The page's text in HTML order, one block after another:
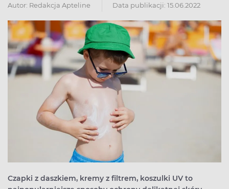
Autor: Redakcja Apteline Data publikacji: 15.06.2022
Czapki z daszkiem, kremy z filtrem, koszulki UV to